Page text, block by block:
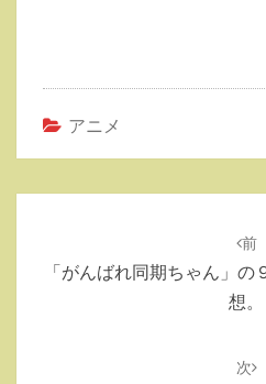
アニメ
前
「がんばれ同期ちゃん」
想。
次